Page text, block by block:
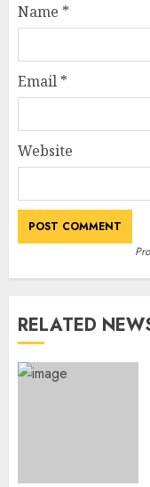
Name *
Email *
Website
RELATED